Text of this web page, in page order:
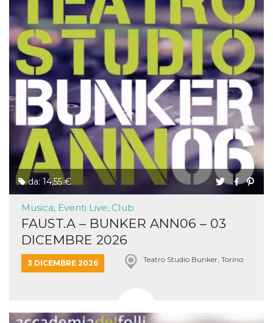
da: 14,55 €
Musica, Eventi Live, Club
FAUST.A – BUNKER ANN06 – 03
DICEMBRE 2026
3 DICEMBRE 2026 Teatro Studio Bunker, Torino